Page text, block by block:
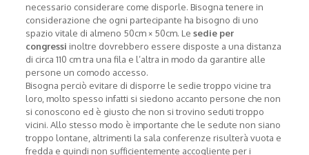
necessario considerare come disporle. Bisogna tenere in
considerazione che ogni partecipante ha bisogno di uno
spazio vitale di almeno 50cm × 50cm. Le sedie per
congressi inoltre dovrebbero essere disposte a una distanza
di circa 110 cm tra una fila e l’altra in modo da garantire alle
persone un comodo accesso.
Bisogna perciò evitare di disporre le sedie troppo vicine tra
loro, molto spesso infatti si siedono accanto persone che non
si conoscono ed è giusto che non si trovino seduti troppo
vicini. Allo stesso modo è importante che le sedute non siano
troppo lontane, altrimenti la sala conferenze risulterà vuota e
fredda e quindi non sufficientemente accogliente per i